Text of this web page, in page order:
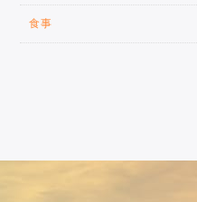
食事